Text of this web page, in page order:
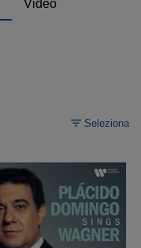
Video
Seleziona